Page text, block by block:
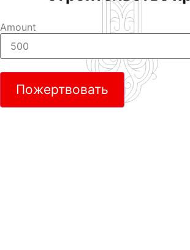
Amount
Пожертвовать